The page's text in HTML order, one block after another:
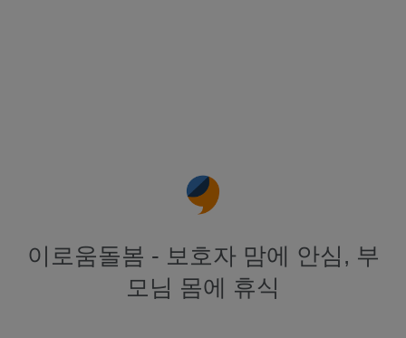
이로움돌봄 - 보호자 맘에 안심, 부
모님 몸에 휴식